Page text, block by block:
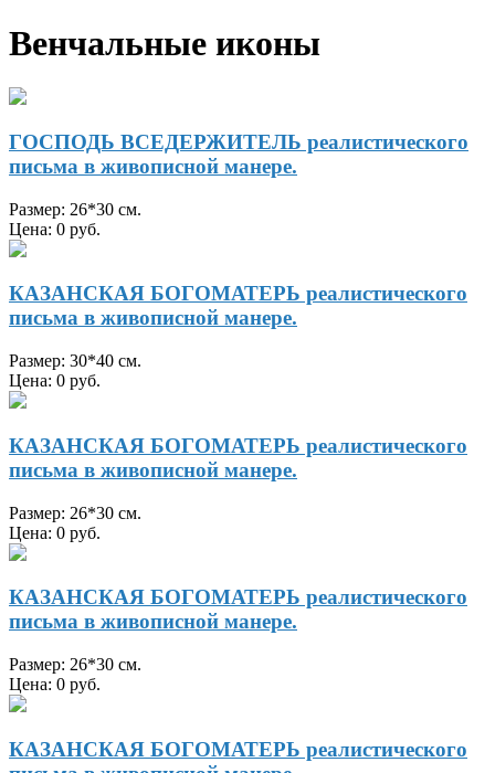
Венчальные иконы
ГОСПОДЬ ВСЕДЕРЖИТЕЛЬ реалистического
письма в живописной манере.
Размер: 26*30 см.
Цена: 0 руб.
КАЗАНСКАЯ БОГОМАТЕРЬ реалистического
письма в живописной манере.
Размер: 30*40 см.
Цена: 0 руб.
КАЗАНСКАЯ БОГОМАТЕРЬ реалистического
письма в живописной манере.
Размер: 26*30 см.
Цена: 0 руб.
КАЗАНСКАЯ БОГОМАТЕРЬ реалистического
письма в живописной манере.
Размер: 26*30 см.
Цена: 0 руб.
КАЗАНСКАЯ БОГОМАТЕРЬ реалистического